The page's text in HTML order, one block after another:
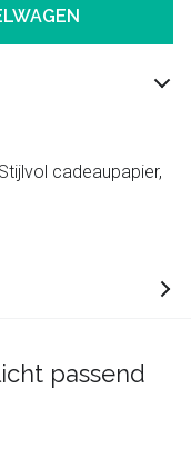
cadeaupapier,
passend